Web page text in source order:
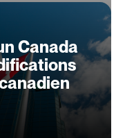
Canada